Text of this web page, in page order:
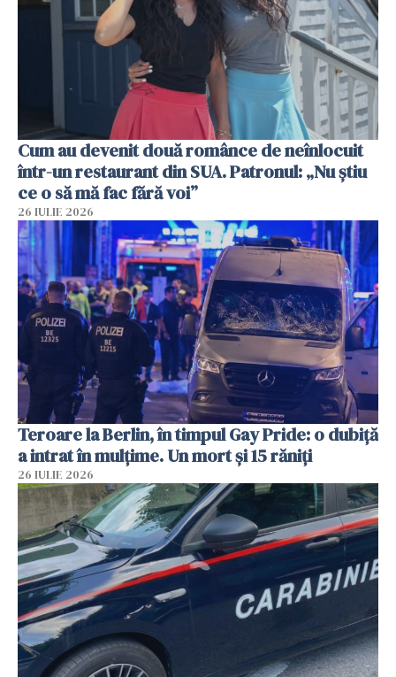
Cum au devenit două românce de neînlocuit
într-un restaurant din SUA. Patronul: „Nu știu
ce o să mă fac fără voi”
26 IULIE 2026
Teroare la Berlin, în timpul Gay Pride: o dubiță
a intrat în mulțime. Un mort și 15 răniți
26 IULIE 2026